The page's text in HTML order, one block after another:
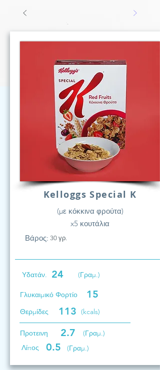
Kelloggs Special K
(με κόκκινα φρούτα)
x5 κουτάλια
Βάρος: 30 γρ.
Υδατάν. 24 (Γραμ.)
Γλυκαιμικό Φορτίο 15
Θερμίδες 113 (kcals)
Προτεινη 2.7
(Γραμ.)
Λίπος
0.5 (Γραμ.)